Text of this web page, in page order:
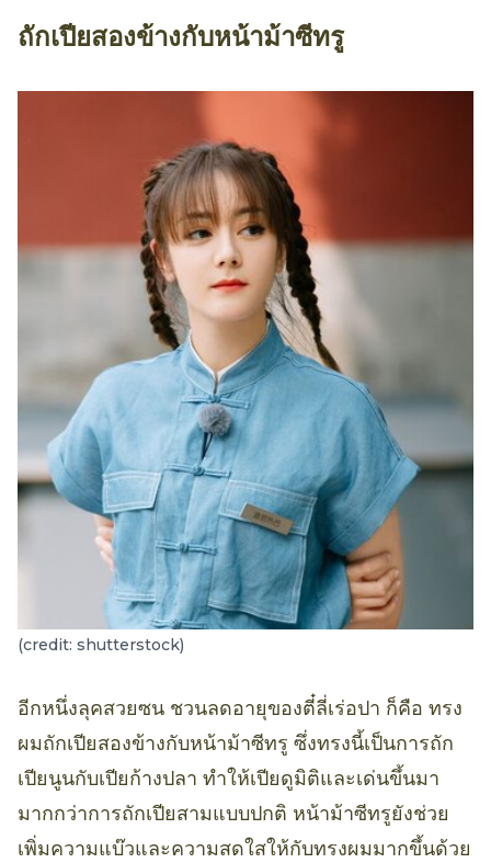
ถักเปียสองข้างกับหน้าม้าซีทรู
(credit: shutterstock)
อีกหนึ่งลุคสวยซน ชวนลดอายุของตี๋ลี่เร่อปา ก็คือ ทรง
ผมถักเปียสองข้างกับหน้าม้าซีทรู ซึ่งทรงนี้เป็นการถัก
เปียนูนกับเปียก้างปลา ทำให้เปียดูมิติและเด่นขึ้นมา
มากกว่าการถักเปียสามแบบปกติ หน้าม้าซีทรูยังช่วย
เพิ่มความแบ๊วและความสดใสให้กับทรงผมมากขึ้นด้วย